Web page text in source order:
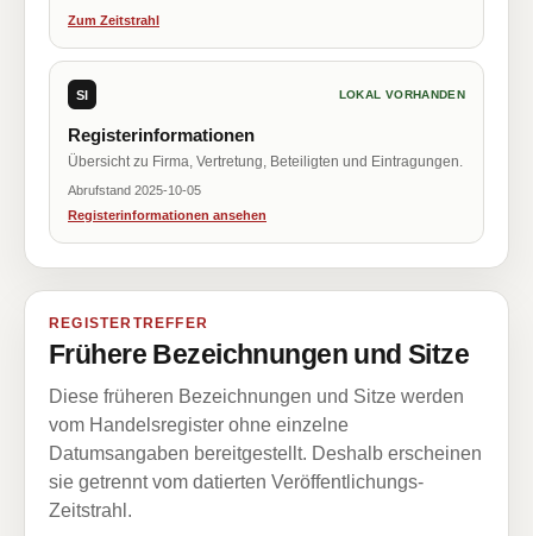
Zum Zeitstrahl
SI LOKAL VORHANDEN
Registerinformationen
Übersicht zu Firma, Vertretung, Beteiligten und Eintragungen.
Abrufstand 2025-10-05
Registerinformationen ansehen
REGISTERTREFFER
Frühere Bezeichnungen und Sitze
Diese früheren Bezeichnungen und Sitze werden
vom Handelsregister ohne einzelne
Datumsangaben bereitgestellt. Deshalb erscheinen
sie getrennt vom datierten Veröffentlichungs-
Zeitstrahl.